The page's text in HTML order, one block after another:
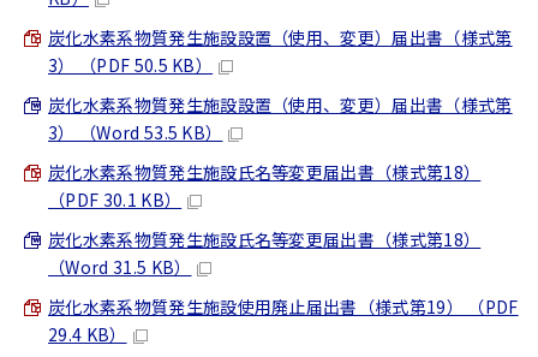
炭化水素系物質発生施設設置（使用、変更）届出書（様式第
3） （PDF 50.5 KB）
炭化水素系物質発生施設設置（使用、変更）届出書（様式第
3） （Word 53.5 KB）
炭化水素系物質発生施設氏名等変更届出書（様式第18）
（PDF 30.1 KB）
炭化水素系物質発生施設氏名等変更届出書（様式第18）
（Word 31.5 KB）
炭化水素系物質発生施設使用廃止届出書（様式第19） （PDF
29.4 KB）